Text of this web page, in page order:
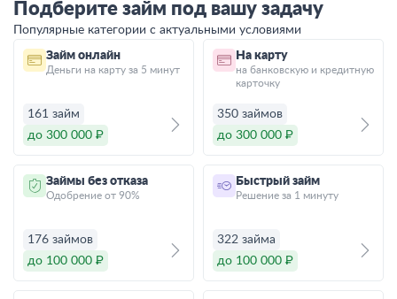
Подберите займ под вашу задачу
Популярные категории с актуальными условиями
Займ онлайн
Деньги на карту за 5 минут
161 займ
до 300 000 ₽
На карту
на банковскую и кредитную
карточку
350 займов
до 300 000 ₽
Займы без отказа
Одобрение от 90%
176 займов
до 100 000 ₽
Быстрый займ
Решение за 1 минуту
322 займа
до 100 000 ₽